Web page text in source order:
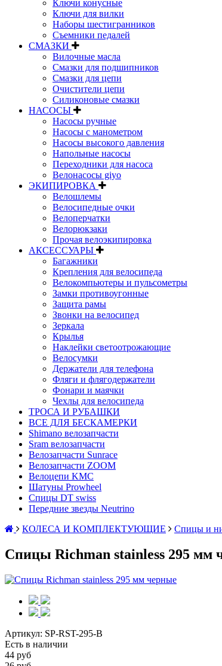
Ключи конусные
Ключи для вилки
Наборы шестигранников
Съемники педалей
СМАЗКИ
Вилочные масла
Смазки для подшипников
Смазки для цепи
Очистители цепи
Силиконовые смазки
НАСОСЫ
Насосы ручные
Насосы с манометром
Насосы высокого давления
Напольные насосы
Переходники для насоса
Велонасосы giyo
ЭКИПИРОВКА
Велошлемы
Велосипедные очки
Велоперчатки
Велорюкзаки
Прочая велоэкипировка
АКСЕССУАРЫ
Багажники
Крепления для велосипеда
Велокомпьютеры и пульсометры
Замки противоугонные
Защита рамы
Звонки на велосипед
Зеркала
Крылья
Наклейки светоотрожающие
Велосумки
Держатели для телефона
Фляги и флягодержатели
Фонари и маячки
Чехлы для велосипеда
ТРОСА И РУБАШКИ
ВСЕ ДЛЯ БЕСКАМЕРКИ
Shimano велозапчасти
Sram велозапчасти
Велозапчасти Sunrace
Велозапчасти ZOOM
Велоцепи KMC
Шатуны Prowheel
Спицы DT swiss
Передние звезды Neutrino
КОЛЕСА И КОМПЛЕКТУЮЩИЕ
Спицы и
Спицы Richman stainless 295 мм
Артикул: SP-RST-295-B
Есть в наличии
44 руб